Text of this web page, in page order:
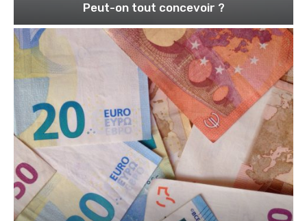
Peut-on tout concevoir ?